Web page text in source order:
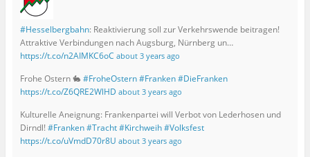
#Hesselbergbahn: Reaktivierung soll zur Verkehrswende beitragen!
Attraktive Verbindungen nach Augsburg, Nürnberg un…
https://t.co/n2AIMKC6oC about 3 years ago
Frohe Ostern 🐇#FroheOstern #Franken #DieFranken
https://t.co/Z6QRE2WlHD about 3 years ago
Kulturelle Aneignung: Frankenpartei will Verbot von Lederhosen und
Dirndl! #Franken #Tracht #Kirchweih #Volksfest
https://t.co/uVmdD70r8U about 3 years ago